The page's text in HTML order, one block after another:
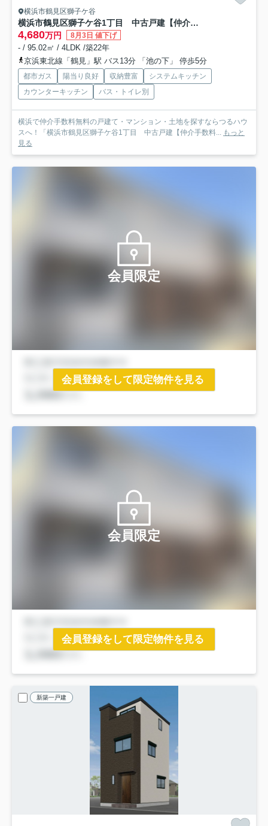
横浜市鶴見区獅子ケ谷
横浜市鶴見区獅子ケ谷1丁目 中古戸建【仲介手数料無料】
4,680万円 8月3日 値下げ
- / 95.02㎡ / 4LDK /築22年
京浜東北線「鶴見」駅 バス13分 「池の下」 停歩5分
都市ガス 陽当り良好 収納豊富
システムキッチン
カウンターキッチン
バス・トイレ別
横浜で仲介手数料無料の戸建て・マンション・土地を探すならつるハウ
スへ！「横浜市鶴見区獅子ケ谷1丁目 中古戸建【仲介手数料...
もっと
見る
会員限定
会員登録をして限定物件を見る
会員限定
会員登録をして限定物件を見る
新築一戸建